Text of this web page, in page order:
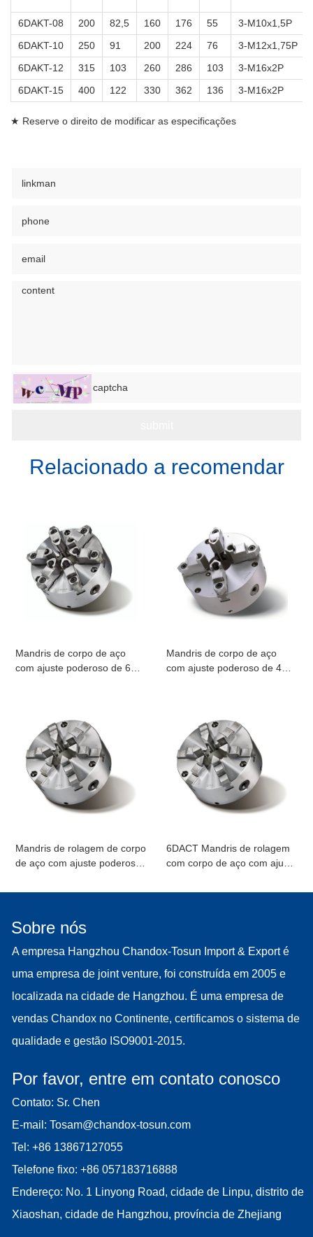
6DAKT-08 200 82,5 160 176 55 3-M10x1,5P
6DAKT-10
250 91 200 224 76 3-M12x1,75P
6DAKT-12
315 103 260 286 103 3-M16x2P
6DAKT-15
400 122 330 362 136 3-M16x2P
★ Reserve o direito de modificar as especificações
Relacionado a recomendar
Mandris de corpo de aço
com ajuste poderoso de 6
Mandris de corpo de aço
com ajuste poderoso de 4
Mandris de rolagem de corpo
de aço com ajuste poderoso
6DACT Mandris de rolagem
com corpo de aço com ajuste
Sobre nós
A empresa Hangzhou Chandox-Tosun Import & Export é
uma empresa de joint venture, foi construída em 2005 e
localizada na cidade de Hangzhou. É uma empresa de
vendas Chandox no Continente, certificamos o sistema de
qualidade e gestão ISO9001-2015.
Por favor, entre em contato conosco
Contato: Sr. Chen
E-mail: Tosam@chandox-tosun.com
Tel: +86 13867127055
Telefone fixo: +86 057183716888
Endereço: No. 1 Linyong Road, cidade de Linpu, distrito de
Xiaoshan, cidade de Hangzhou, província de Zhejiang